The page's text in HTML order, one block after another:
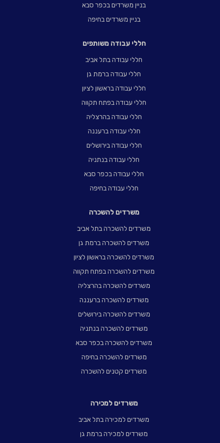
בניין משרדים בכפר סבא
בניין משרדים בחיפה
חללי עבודה משותפים
חללי עבודה בתל אביב
חללי עבודה ברמת גן
חללי עבודה בראשון לציון
חללי עבודה בפתח תקווה
חללי עבודה בהרצליה
חללי עבודה ברעננה
חללי עבודה בירושלים
חללי עבודה בנתניה
חללי עבודה בכפר סבא
חללי עבודה בחיפה
משרדים להשכרה
משרדים להשכרה בתל אביב
משרדים להשכרה ברמת גן
משרדים להשכרה בראשון לציון
משרדים להשכרה בפתח תקווה
משרדים להשכרה בהרצליה
משרדים להשכרה ברעננה
משרדים להשכרה בירושלים
משרדים להשכרה בנתניה
משרדים להשכרה בכפר סבא
משרדים להשכרה בחיפה
משרדים קטנים להשכרה
משרדים למכירה
משרדים למכירה בתל אביב
משרדים למכירה ברמת גן